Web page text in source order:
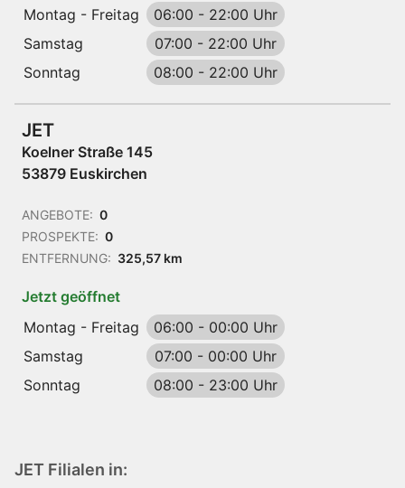
Montag - Freitag
06:00 - 22:00 Uhr
Samstag
07:00 - 22:00 Uhr
Sonntag
08:00 - 22:00 Uhr
JET
Koelner Straße 145
53879 Euskirchen
ANGEBOTE: 0
PROSPEKTE: 0
ENTFERNUNG: 325,57 km
Jetzt geöffnet
Montag - Freitag
06:00 - 00:00 Uhr
Samstag
07:00 - 00:00 Uhr
Sonntag
08:00 - 23:00 Uhr
JET Filialen in: